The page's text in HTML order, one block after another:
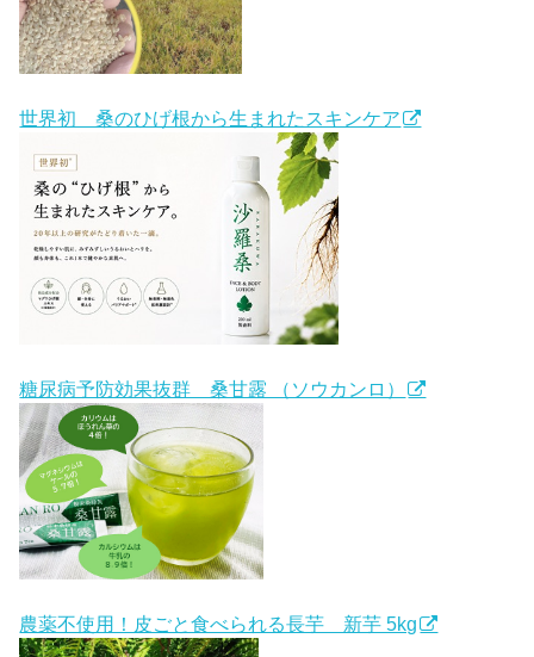
世界初 桑のひげ根から生まれたスキンケア
糖尿病予防効果抜群 桑甘露 （ソウカンロ）
農薬不使用！皮ごと食べられる長芋 新芋 5kg